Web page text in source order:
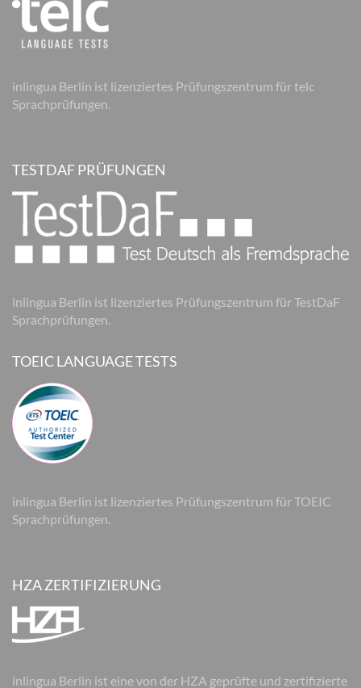
inlingua Berlin ist lizenziertes Prüfungszentrum für telc
Sprachprüfungen.
TESTDAF PRÜFUNGEN
inlingua Berlin ist lizenziertes Prüfungszentrum für TestDaF
Sprachprüfungen.
TOEIC LANGUAGE TESTS
inlingua Berlin ist lizenziertes Prüfungszentrum für TOEIC
Sprachprüfungen.
HZA ZERTIFIZIERUNG
inlingua Berlin ist eine von der HZA geprüfte und zertifizierte